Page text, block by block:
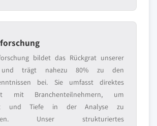
bildet das Rückgrat unserer
und trägt nahezu 80% zu den
bei. Sie umfasst direktes
mit Branchenteilnehmern, um
und Tiefe in der Analyse zu
Unser strukturiertes